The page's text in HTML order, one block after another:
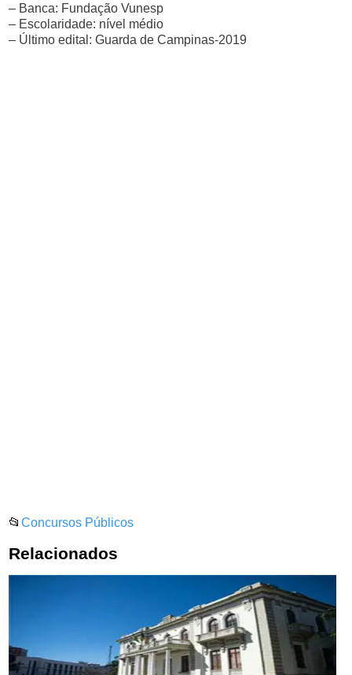
– Banca: Fundação Vunesp
– Escolaridade: nível médio
– Último edital: Guarda de Campinas-2019
📂Concursos Públicos
Relacionados